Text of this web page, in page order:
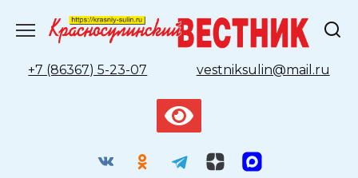
содержанию
+7 (86367) 5-23-07
vestniksulin@mail.ru